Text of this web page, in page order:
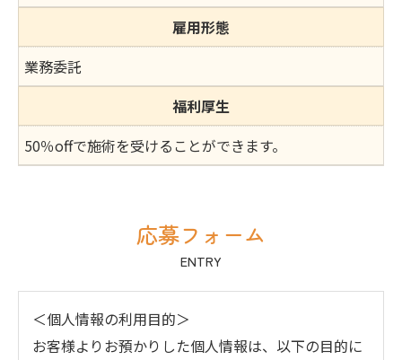
雇用形態
業務委託
福利厚生
50％offで施術を受けることができます。
応募フォーム
ENTRY
＜個人情報の利用目的＞
お客様よりお預かりした個人情報は、以下の目的に